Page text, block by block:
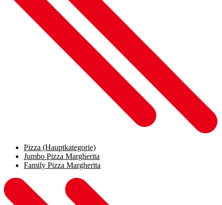
Pizza (Hauptkategorie)
Jumbo Pizza Margherita
Family Pizza Margherita